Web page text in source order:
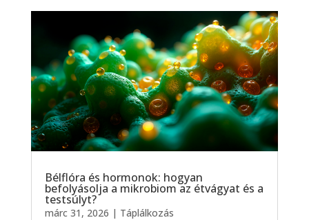
Bélflóra és hormonok: hogyan
befolyásolja a mikrobiom az étvágyat és a
testsúlyt?
márc 31, 2026 | Táplálkozás